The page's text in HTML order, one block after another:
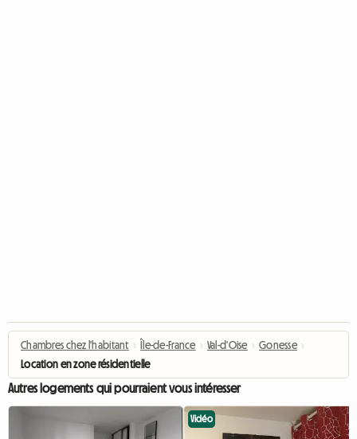
Chambres chez l'habitant › Île-de-France › Val-d'Oise › Gonesse ›
Location en zone résidentielle
Autres logements qui pourraient vous intéresser
Vidéo